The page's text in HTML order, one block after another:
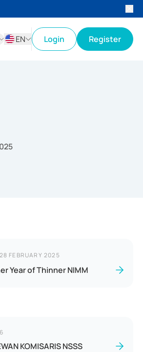
EN
Login Register
28 FEBRUARY 2025
Year of Thinner NIMM
KOMISARIS NSSS